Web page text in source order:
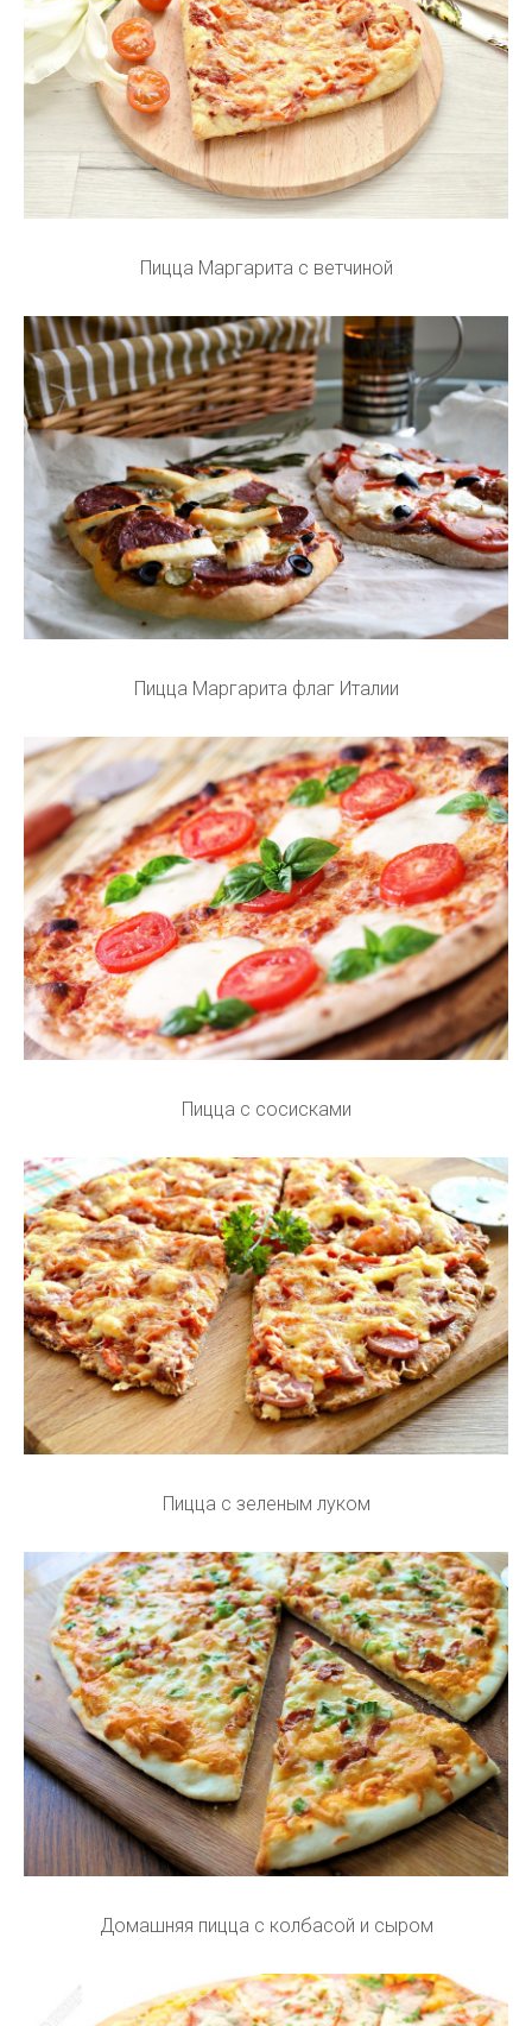
Пицца Маргарита с ветчиной
Пицца Маргарита флаг Италии
Пицца с сосисками
Пицца с зеленым луком
Домашняя пицца с колбасой и сыром